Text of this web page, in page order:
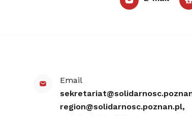
Email
region@​solidarnosc.poznan.pl,​